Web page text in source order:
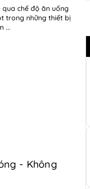
qua chế độ ăn uống
trong những thiết bị
...
- Không